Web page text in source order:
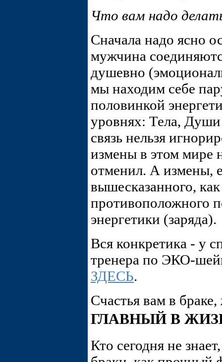
Что вам надо
Сначала надо ясно
мужчина
душевно
мы находим себе
половинкой
уровнях: Тела,
связь нельзя
измены в этом мире
отменил. А измены,
вышесказанного,
противоположного
энергетики (заряда).
Вся конкретика - у
тренера по ЭКО-
ЗДЕСЬ.
Счастья вам в
ГЛАВНЫЙ В
Кто сегодня не